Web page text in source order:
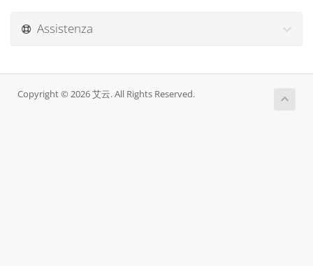
Assistenza
Copyright © 2026 艾云. All Rights Reserved.